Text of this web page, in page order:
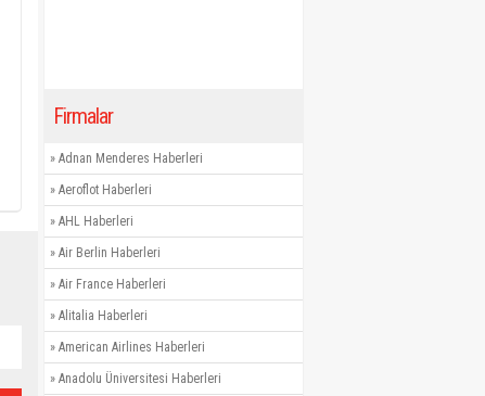
Firmalar
» Adnan Menderes Haberleri
» Aeroflot Haberleri
» AHL Haberleri
» Air Berlin Haberleri
» Air France Haberleri
» Alitalia Haberleri
» American Airlines Haberleri
» Anadolu Üniversitesi Haberleri